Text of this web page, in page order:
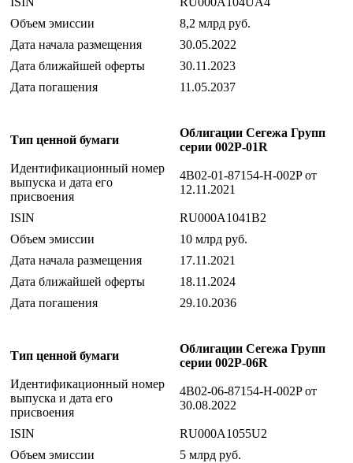
Объем эмиссии
8,2 млрд руб.
Дата начала размещения
30.05.2022
Дата ближайшей оферты
30.11.2023
Дата погашения
11.05.2037
Тип ценной бумаги
Облигации Сегежа Групп
серии 002P-01R
Идентификационный номер
выпуска и дата его
присвоения
4B02-01-87154-H-002P от
12.11.2021
ISIN
RU000A1041B2
Объем эмиссии
10 млрд руб.
Дата начала размещения
17.11.2021
Дата ближайшей оферты
18.11.2024
Дата погашения
29.10.2036
Тип ценной бумаги
Облигации Сегежа Групп
серии 002P-06R
Идентификационный номер
выпуска и дата его
присвоения
4B02-06-87154-H-002P от
30.08.2022
ISIN
RU000A1055U2
Объем эмиссии
5 млрд руб.